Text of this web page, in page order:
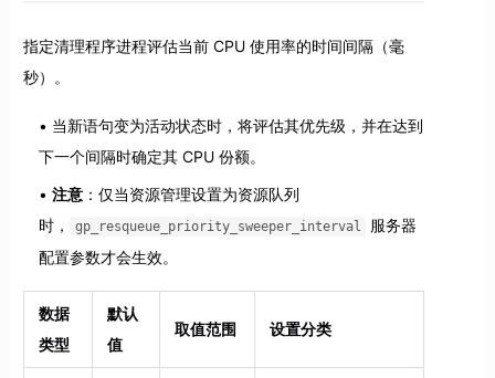
指定清理程序进程评估当前 CPU 使用率的时间间隔（毫
秒）。
当新语句变为活动状态时，将评估其优先级，并在达到
下一个间隔时确定其 CPU 份额。
注意：仅当资源管理设置为资源队列
时，
gp_resqueue_priority_sweeper_interval
服务器
配置参数才会生效。
数据
类型
默认
值
取值范围 设置分类